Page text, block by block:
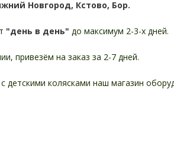
Новгород, Кстово, Бор.
"день в день" до максимум 2-3-х дней.
привезём на заказ за 2-7 дней.
детскими колясками наш магазин